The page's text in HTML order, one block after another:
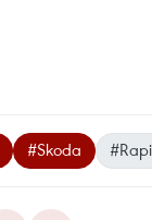
#Skoda